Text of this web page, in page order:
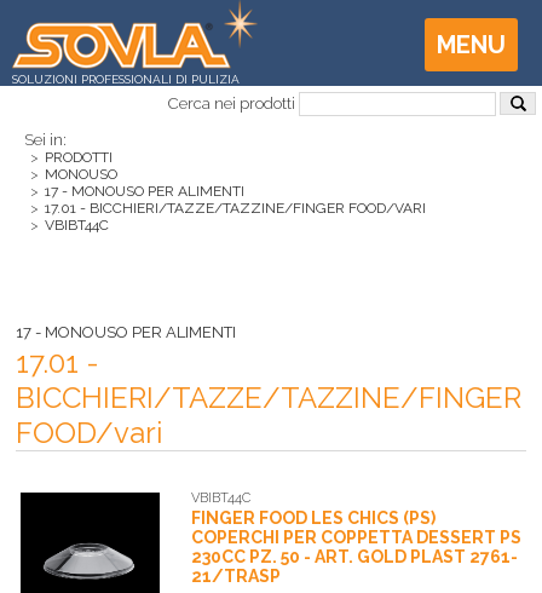
SOLUZIONI PROFESSIONALI DI PULIZIA
MENU
Cerca nei prodotti
Sei in:
> PRODOTTI
> MONOUSO
> 17 - MONOUSO PER ALIMENTI
> 17.01 - BICCHIERI/TAZZE/TAZZINE/FINGER FOOD/VARI
> VBIBT44C
17 - MONOUSO PER ALIMENTI
17.01 -
BICCHIERI/TAZZE/TAZZINE/FINGER
FOOD/vari
VBIBT44C
FINGER FOOD LES CHICS (PS)
COPERCHI PER COPPETTA DESSERT PS
230CC PZ. 50 - ART. GOLD PLAST 2761-
21/TRASP